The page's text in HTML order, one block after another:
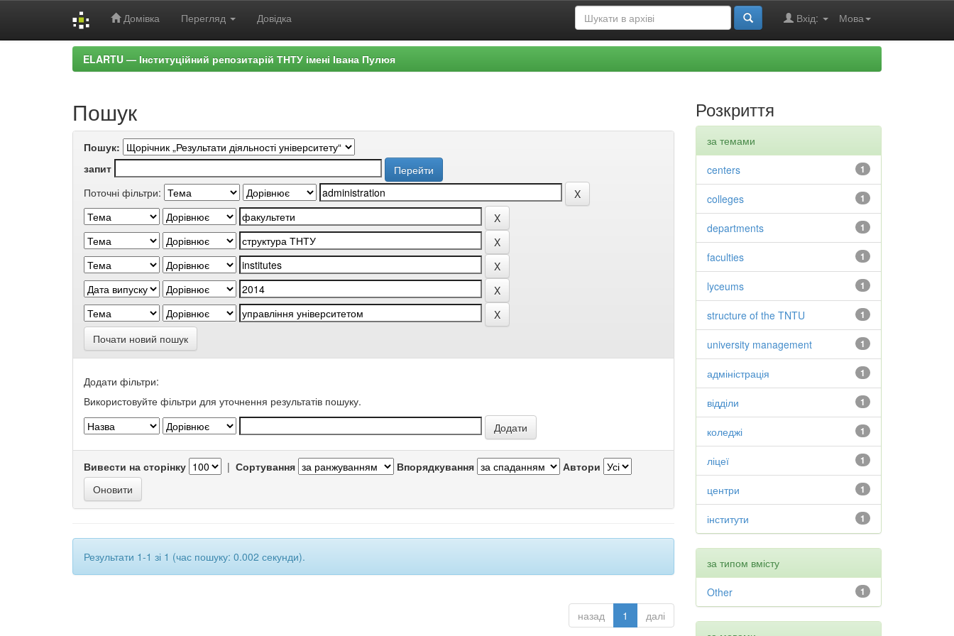
Домівка Перегляд Довідка Мова
Вхід:
ELARTU — Інституційний репозитарій ТНТУ імені Івана Пулюя
Пошук
Пошук:
запит
Поточні фільтри:
Почати новий пошук
Додати фільтри:
Використовуйте фільтри для уточнення результатів пошуку.
Вивести на сторінку | Сортування Впорядкування Автори
Результати 1-1 зі 1 (час пошуку: 0.002 секунди).
назад 1 далі
Розкриття
за темами
1
centers
1
colleges
1
departments
1
faculties
1
lyceums
1
structure of the TNTU
1
university management
1
адміністрація
1
відділи
1
коледжі
1
ліцеї
1
центри
1
інститути
за типом вмісту
1
Other